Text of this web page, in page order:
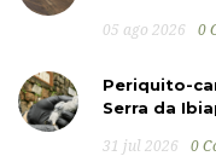
05 ago 2026 0
Periquito-
Serra da
31 jul 2026 0